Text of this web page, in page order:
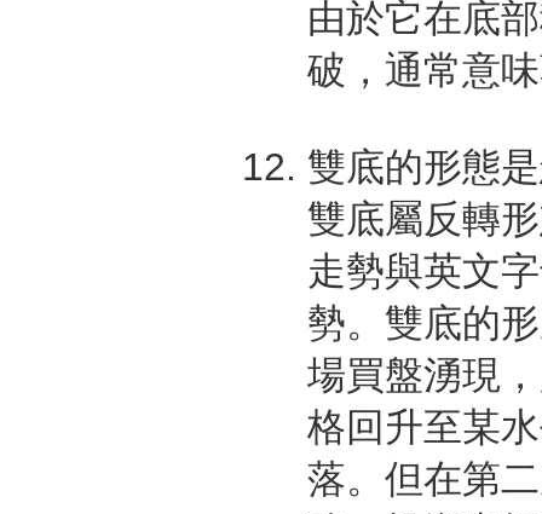
由於它在底
破，通常意
雙底的形態
雙底屬反轉
走勢與英文
勢。雙底的
場買盤湧現
格回升至某
落。但在第